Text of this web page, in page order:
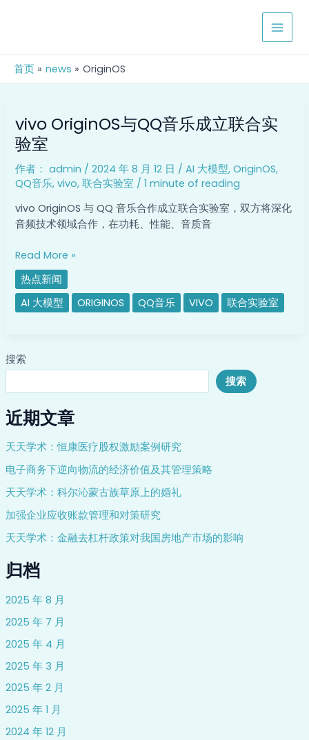
MAIN
首页 news OriginOS
搜索
搜索
近期文章
天天学术：恒康医疗股权激励案例研究
电子商务下逆向物流的经济价值及其管理策略
天天学术：科尔沁蒙古族草原上的婚礼
加强企业应收账款管理和对策研究
天天学术：金融去杠杆政策对我国房地产市场的影响
归档
2025 年 8 月
2025 年 7 月
2025 年 4 月
2025 年 3 月
2025 年 2 月
2025 年 1 月
2024 年 12 月
vivo OriginOS与QQ音乐成立联合实
验室
作者： admin /2024 年 8 月 12 日 /AI 大模型,OriginOS,
QQ音乐,vivo,联合实验室 /1 minute of reading
vivo OriginOS 与 QQ 音乐合作成立联合实验室，双方将深化
音频技术领域合作，在功耗、性能、音质音
OriginOS
与
QQ
音
乐
立
联
验
室
Read More »
热点新闻
AI 大模型
ORIGINOS QQ音乐 VIVO 联合实验室